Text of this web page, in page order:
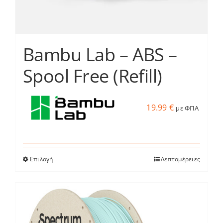
Bambu Lab – ABS –
Spool Free (Refill)
19.99 € με ΦΠΑ
ΕπιλογήΑυτό
προϊόν
πολλαπλές
Λεπτομέρειες